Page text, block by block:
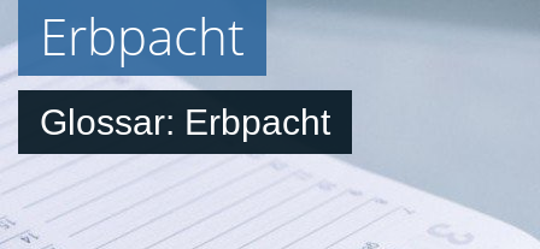
Erbpacht
Glossar: Erbpacht